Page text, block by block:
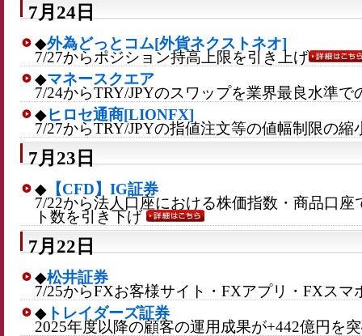
7月24日
◆外為どっとコム[外貨ネクストネオ]
7/27からポジション持高上限を引き上げ
◆マネースクエア
7/24からTRY/JPYのスワップを業界最良水準で
◆ヒロセ通商[LIONFX]
7/27からTRY/JPYの指値注文等の値幅制限の縮
7月23日
◆ 【CFD】IG証券
7/22から法人口座における株価指数・商品口
ト数を引き下げ
7月22日
◆松井証券
7/25からFXお客様サイト・FXアプリ・FXスマ
◆ トレイダーズ証券
2025年度以降の顧客の運用成果が+442億円を